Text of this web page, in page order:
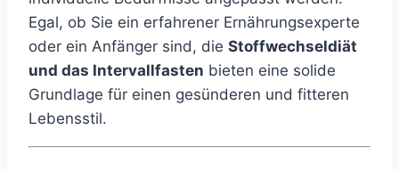
Egal, ob Sie ein erfahrener Ernährungsexperte
oder ein Anfänger sind, die Stoffwechseldiät
und das Intervallfasten bieten eine solide
Grundlage für einen gesünderen und fitteren
Lebensstil.